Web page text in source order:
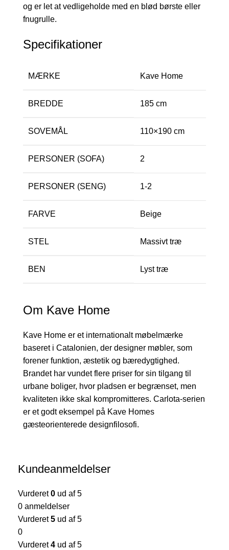
og er let at vedligeholde med en blød børste eller
fnugrulle.
Specifikationer
MÆRKE Kave Home
BREDDE 185 cm
SOVEMÅL 110×190 cm
PERSONER (SOFA) 2
PERSONER (SENG) 1-2
FARVE Beige
STEL Massivt træ
BEN Lyst træ
Om Kave Home
Kave Home er et internationalt møbelmærke
baseret i Catalonien, der designer møbler, som
forener funktion, æstetik og bæredygtighed.
Brandet har vundet flere priser for sin tilgang til
urbane boliger, hvor pladsen er begrænset, men
kvaliteten ikke skal kompromitteres. Carlota-serien
er et godt eksempel på Kave Homes
gæsteorienterede designfilosofi.
Kundeanmeldelser
Vurderet0 ud af 5
0 anmeldelser
Vurderet5 ud af 5
0
Vurderet4 ud af 5